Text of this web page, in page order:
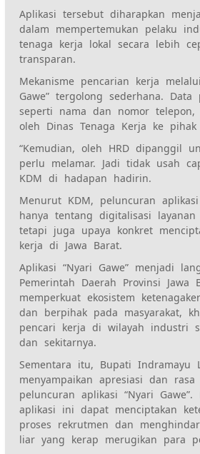
Aplikasi tersebut diharapkan
dalam mempertemukan pelaku
tenaga kerja lokal secara lebih
transparan.
Mekanisme pencarian kerja
Gawe” tergolong sederhana.
seperti nama dan nomor telepon,
oleh Dinas Tenaga Kerja ke pihak
“Kemudian, oleh HRD dipanggil
perlu melamar. Jadi tidak usah
KDM di hadapan hadirin.
Menurut KDM, peluncuran
hanya tentang digitalisasi layanan
tetapi juga upaya konkret
kerja di Jawa Barat.
Aplikasi “Nyari Gawe” menjadi
Pemerintah Daerah Provinsi Jawa
memperkuat ekosistem
dan berpihak pada masyarakat,
pencari kerja di wilayah industri
dan sekitarnya.
Sementara itu, Bupati Indramayu
menyampaikan apresiasi dan
peluncuran aplikasi “Nyari Gawe”.
aplikasi ini dapat menciptakan
proses rekrutmen dan
liar yang kerap merugikan para